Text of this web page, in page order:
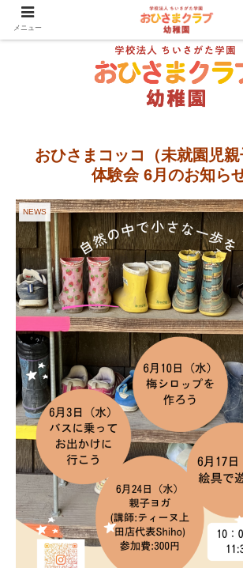
おひさまコッコ（未就園児親
体験会 6月のお知ら
NEWS
メニュー